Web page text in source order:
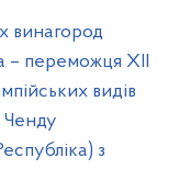
винагород
– переможця XІI
видів
Ченду
з